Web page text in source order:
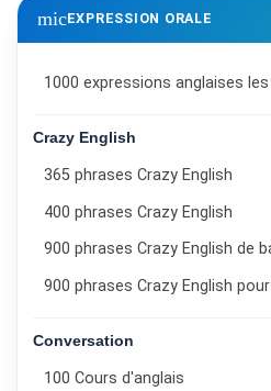
micEXPRESSION ORALE
1000 expressions anglaises
Crazy English
365 phrases Crazy English
400 phrases Crazy English
900 phrases Crazy English de
900 phrases Crazy English
Conversation
100 Cours d'anglais